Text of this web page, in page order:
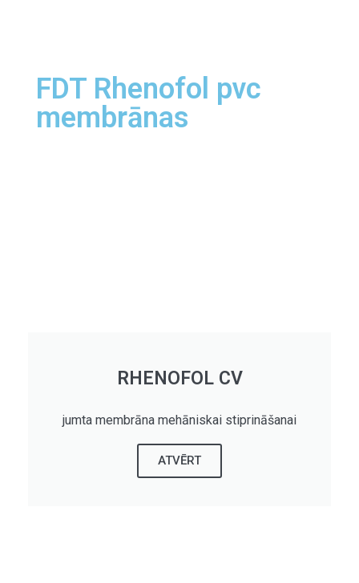
FDT Rhenofol pvc
membrānas
RHENOFOL CV
jumta membrāna mehāniskai stiprināšanai
ATVĒRT